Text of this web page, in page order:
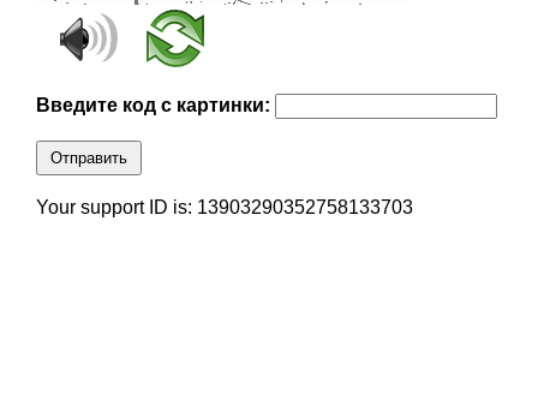
Введите код с картинки:
Отправить
Your support ID is: 13903290352758133703